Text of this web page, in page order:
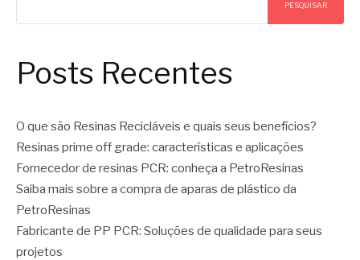
PESQUISAR
Posts Recentes
O que são Resinas Recicláveis e quais seus benefícios?
Resinas prime off grade: características e aplicações
Fornecedor de resinas PCR: conheça a PetroResinas
Saiba mais sobre a compra de aparas de plástico da
PetroResinas
Fabricante de PP PCR: Soluções de qualidade para seus
projetos